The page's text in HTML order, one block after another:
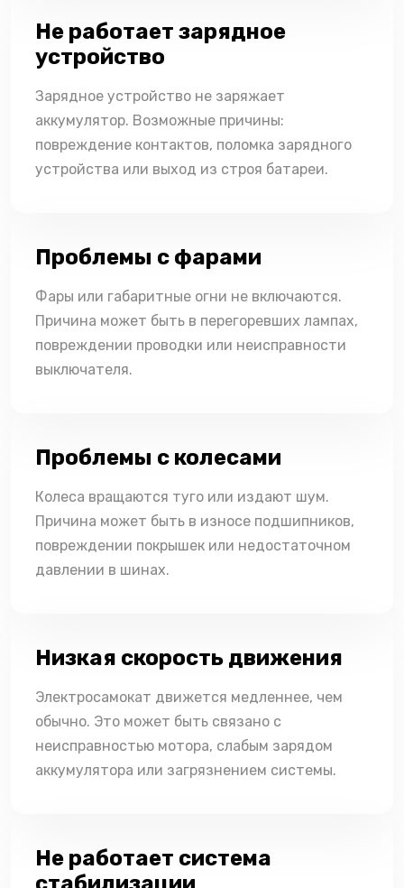
Не работает зарядное
устройство
Зарядное устройство не заряжает
аккумулятор. Возможные причины:
повреждение контактов, поломка зарядного
устройства или выход из строя батареи.
Проблемы с фарами
Фары или габаритные огни не включаются.
Причина может быть в перегоревших лампах,
повреждении проводки или неисправности
выключателя.
Проблемы с колесами
Колеса вращаются туго или издают шум.
Причина может быть в износе подшипников,
повреждении покрышек или недостаточном
давлении в шинах.
Низкая скорость движения
Электросамокат движется медленнее, чем
обычно. Это может быть связано с
неисправностью мотора, слабым зарядом
аккумулятора или загрязнением системы.
Не работает система